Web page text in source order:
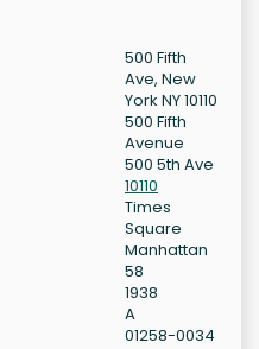
500 Fifth
Ave, New
York NY 10110
500 Fifth
Avenue
500 5th Ave
10110
Times
Square
Manhattan
58
1938
A
01258-0034